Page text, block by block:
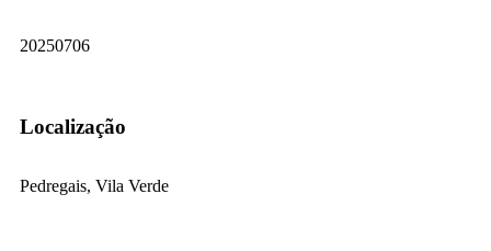
20250706
Localização
Pedregais, Vila Verde